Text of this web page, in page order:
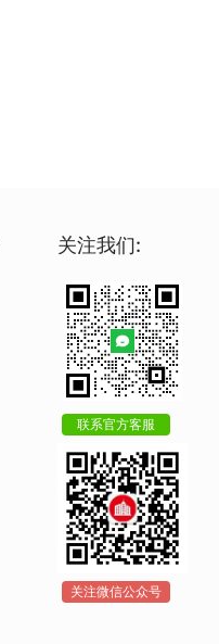
关注我们:
联系官方客服
关注微信公众号